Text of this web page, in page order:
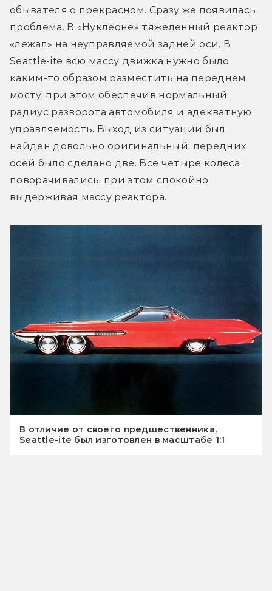
обывателя о прекрасном. Сразу же появилась
проблема. В «Нуклеоне» тяжеленный реактор
«лежал» на неуправляемой задней оси. В
Seattle-ite всю массу движка нужно было
каким-то образом разместить на переднем
мосту, при этом обеспечив нормальный
радиус разворота автомобиля и адекватную
управляемость. Выход из ситуации был
найден довольно оригинальный: передних
осей было сделано две. Все четыре колеса
поворачивались, при этом спокойно
выдерживая массу реактора.
В отличие от своего предшественника,
Seattle-ite был изготовлен в масштабе 1:1